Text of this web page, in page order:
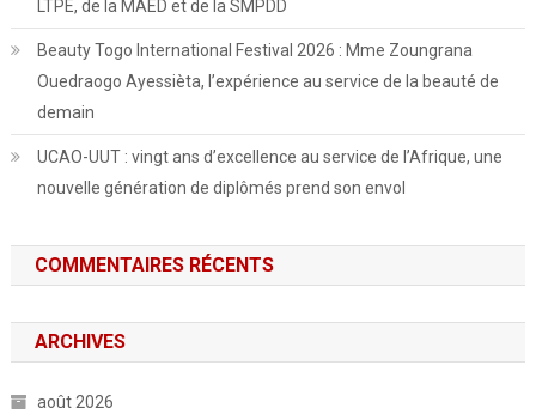
LTPE, de la MAED et de la SMPDD
Beauty Togo International Festival 2026 : Mme Zoungrana
Ouedraogo Ayessièta, l’expérience au service de la beauté de
demain
UCAO-UUT : vingt ans d’excellence au service de l’Afrique, une
nouvelle génération de diplômés prend son envol
COMMENTAIRES RÉCENTS
ARCHIVES
août 2026